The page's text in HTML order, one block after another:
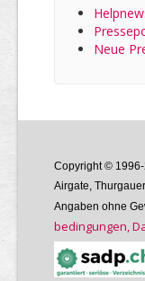
Neue
Copyright ©
Airgate,
Angaben ohne
bedin­gungen,